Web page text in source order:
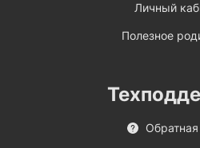
Личный
Полезное
Обратная